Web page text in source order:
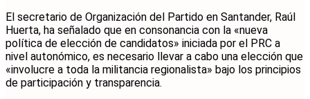
El secretario de Organización del Partido en Santander, Raúl
Huerta, ha señalado que en consonancia con la «nueva
política de elección de candidatos» iniciada por el PRC a
nivel autonómico, es necesario llevar a cabo una elección que
«involucre a toda la militancia regionalista» bajo los principios
de participación y transparencia.